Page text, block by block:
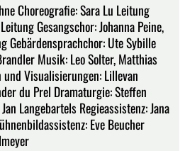
Choreografie: Sara Lu Leitung
Gesangschor: Johanna Peine,
Gebärdensprachchor: Ute Sybille
Musik: Leo Solter, Matthias
Visualisierungen: Lillevan
du Prel Dramaturgie: Steffen
Langebartels Regieassistenz: Jana
Eve Beucher